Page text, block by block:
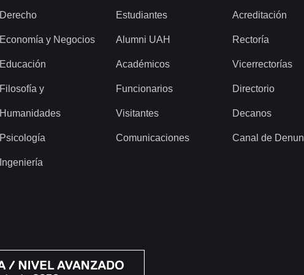
Derecho
Economía y Negocios
Educación
Filosofía y
Humanidades
Psicología
Ingeniería
Estudiantes
Alumni UAH
Académicos
Funcionarios
Visitantes
Comunicaciones
Acreditación
Rectoría
Vicerrectorías
Directorio
Decanos
Canal de